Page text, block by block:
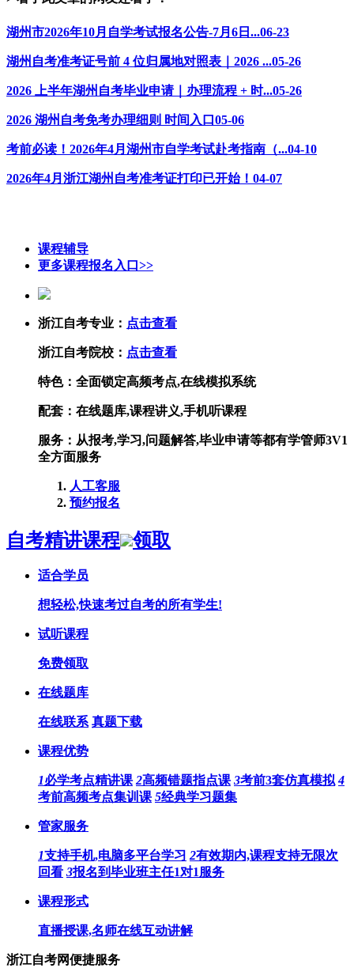
湖州市2026年10月自学考试报名公告-7月6日...06-23
湖州自考准考证号前 4 位归属地对照表｜2026 ...05-26
2026 上半年湖州自考毕业申请｜办理流程 + 时...05-26
2026 湖州自考免考办理细则 时间入口 05-06
考前必读！2026年4月湖州市自学考试赴考指南（...04-10
2026年4月浙江湖州自考准考证打印已开始！ 04-07
课程辅导
更多课程报名入口>>
浙江自考专业： 点击查看
浙江自考院校： 点击查看
特色： 全面锁定高频考点,在线模拟系统
配套： 在线题库,课程讲义,手机听课程
服务： 从报考,学习,问题解答,毕业申请等都有学管师3V1
全方面服务
人工客服
预约报名
自考精讲课程 领取
适合学员
想轻松,快速考过自考的所有学生!
试听课程
免费领取
在线题库
在线联系 真题下载
课程优势
1必学考点精讲课 2高频错题指点课 3考前3套仿真模拟 4
考前高频考点集训课 5经典学习题集
管家服务
1支持手机,电脑多平台学习 2有效期内,课程支持无限次
回看 3报名到毕业班主任1对1服务
课程形式
直播授课,名师在线互动讲解
浙江自考网便捷服务